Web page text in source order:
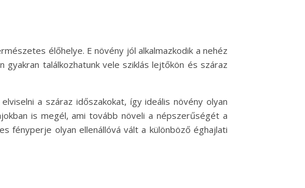
élőhelye. E növény jól alkalmazkodik a nehéz
találkozhatunk vele sziklás lejtőkön és száraz
a száraz időszakokat, így ideális növény olyan
is megél, ami tovább növeli a népszerűségét a
fényperje olyan ellenállóvá vált a különböző éghajlati